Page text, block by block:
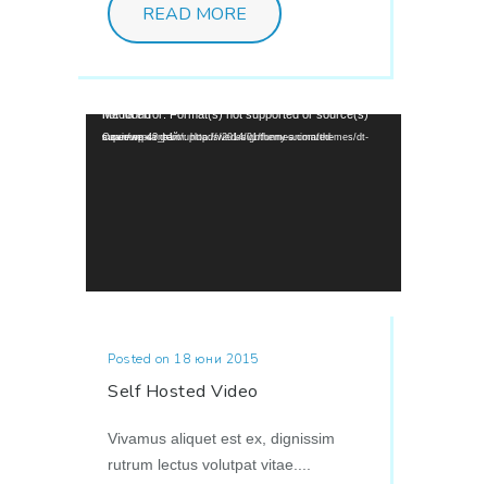
READ MORE
Видео
Media error: Format(s) not supported or source(s) not found
Сваляне на файл: http://wedesignthemes.com/themes/dt-super/wp-content/uploads/2014/01/funny-animated-movie.mp4?_=1
Posted on 18 юни 2015
Self Hosted Video
Vivamus aliquet est ex, dignissim
rutrum lectus volutpat vitae....